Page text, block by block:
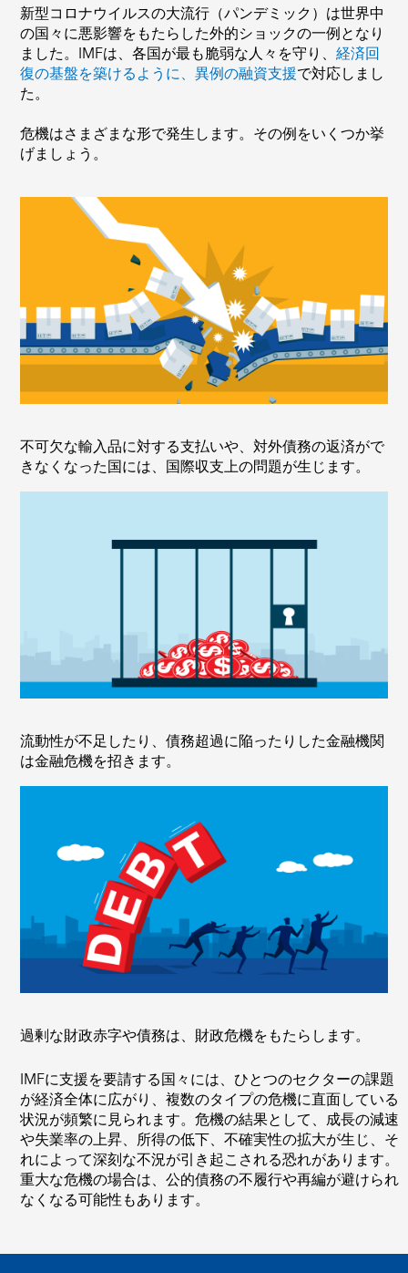
新型コロナウイルスの大流行（パンデミック）は世界中
の国々に悪影響をもたらした外的ショックの一例となり
ました。IMFは、各国が最も脆弱な人々を守り、経済回
復の基盤を築けるように、異例の融資支援で対応しまし
た。
危機はさまざまな形で発生します。その例をいくつか挙
げましょう。
不可欠な輸入品に対する支払いや、対外債務の返済がで
きなくなった国には、国際収支上の問題が生じます。
流動性が不足したり、債務超過に陥ったりした金融機関
は金融危機を招きます。
過剰な財政赤字や債務は、財政危機をもたらします。
IMFに支援を要請する国々には、ひとつのセクターの課題
が経済全体に広がり、複数のタイプの危機に直面している
状況が頻繁に見られます。危機の結果として、成長の減速
や失業率の上昇、所得の低下、不確実性の拡大が生じ、そ
れによって深刻な不況が引き起こされる恐れがあります。
重大な危機の場合は、公的債務の不履行や再編が避けられ
なくなる可能性もあります。